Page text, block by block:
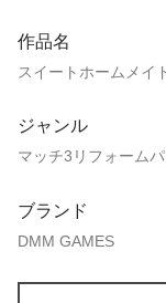
作品名
スイートホームメイ
ジャンル
マッチ3リフォーム
ブランド
DMM GAMES